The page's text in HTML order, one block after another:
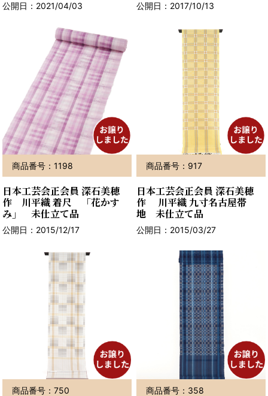
公開日：2021/04/03 公開日：2017/10/13
商品番号：1198
日本工芸会正会員 深石美穂
作 川平織 着尺 「花かす
み」 未仕立て品
公開日：2015/12/17
商品番号：917
日本工芸会正会員 深石美穂
作 川平織 九寸名古屋帯
地 未仕立て品
公開日：2015/03/27
商品番号：750 商品番号：358